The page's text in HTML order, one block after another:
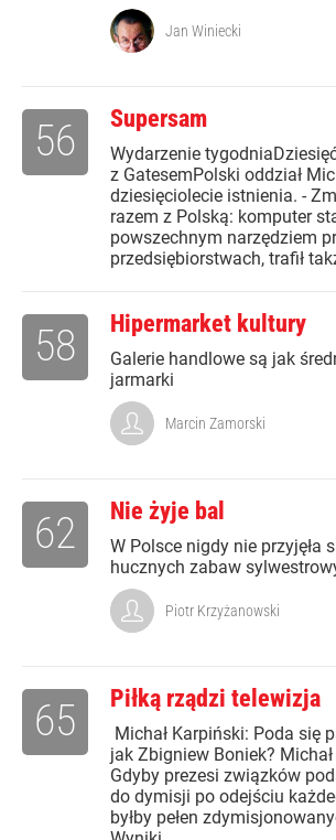
Jan Winiecki
Supersam
Wydarzenie
z GatesemPolski oddział
dziesięciolecie istnienia. -
razem z Polską: komputer
powszechnym narzędziem
przedsiębiorstwach, trafił
56
Hipermarket kultury
Galerie handlowe są jak
jarmarki
58
Marcin Zamorski
Nie żyje bal
W Polsce nigdy nie przyjęła
hucznych zabaw
62
Piotr Krzyżanowski
Piłką rządzi telewizja
Michał Karpiński: Poda się
jak Zbigniew Boniek?
Gdyby prezesi związków
do dymisji po odejściu
byłby pełen
65